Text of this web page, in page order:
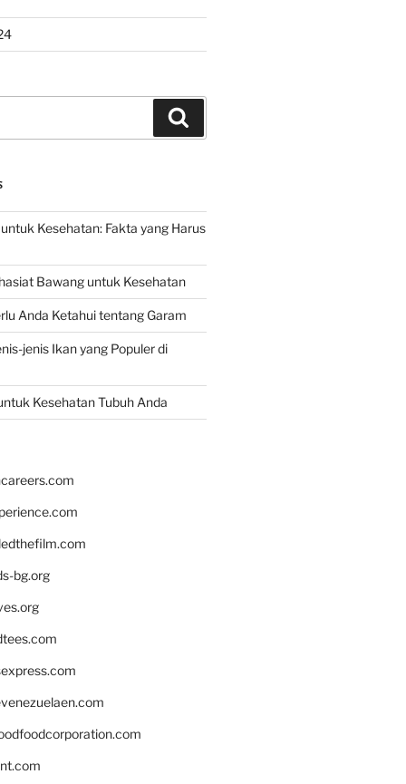
Kesehatan: Fakta yang Harus
Bawang untuk Kesehatan
Anda Ketahui tentang Garam
jenis Ikan yang Populer di
Kesehatan Tubuh Anda
bg.org